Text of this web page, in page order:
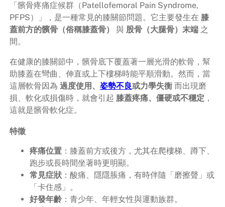
「髕骨疼痛症候群（Patellofemoral Pain Syndrome,
PFPS）」，是一種常見的膝關節問題。它主要發生在 膝
蓋前方的髕骨（俗稱膝蓋骨）
與 股骨（大腿骨）末端之
間。
在健康的膝關節中，髕骨底下覆蓋著一層光滑的軟骨，幫
助膝蓋在彎曲、伸直或上下樓梯時能平順滑動。然而，當
這層軟骨因為 過度使用、 姿勢不良或力學失衡而出現磨
損、軟化或損傷時，就會引起 膝蓋疼痛、僵硬或不穩定 ，
這就是髕骨軟化症。
特徵
疼痛位置：膝蓋前方或後方，尤其在爬樓梯、蹲下、
跑步或長時間坐著時更明顯。
常見症狀：酸痛、隱隱脹痛，有時伴隨「磨擦聲」或
「卡住感」。
好發年齡：青少年、年輕女性與運動族群。